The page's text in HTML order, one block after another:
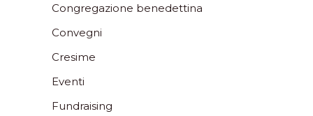
Congregazione benedettina
Convegni
Cresime
Eventi
Fundraising